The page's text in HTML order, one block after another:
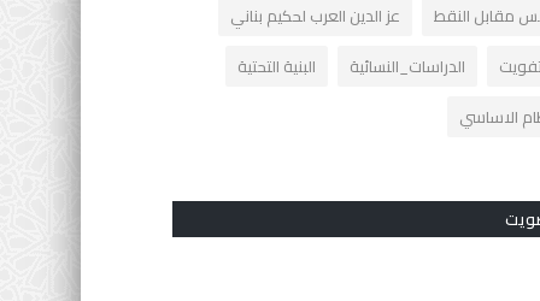
مقابل النقط
عز الدين العرب لحكيم بناني
الدراسات_النسائية
البنية التحتية
الاساسي